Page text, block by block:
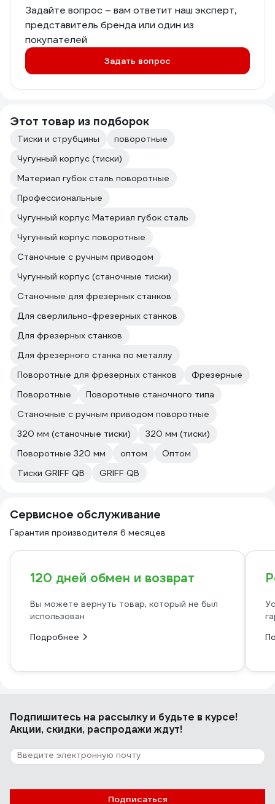
Задайте вопрос – вам ответит наш эксперт,
представитель бренда или один из
покупателей
Задать вопрос
Этот товар из подборок
Тиски и струбцины
поворотные
Чугунный корпус (тиски)
Материал губок сталь поворотные
Профессиональные
Чугунный корпус Материал губок сталь
Чугунный корпус поворотные
Станочные с ручным приводом
Чугунный корпус (станочные тиски)
Станочные для фрезерных станков
Для сверлильно-фрезерных станков
Для фрезерных станков
Для фрезерного станка по металлу
Поворотные для фрезерных станков
Фрезерные
Поворотные
Поворотные станочного типа
Станочные с ручным приводом поворотные
320 мм (станочные тиски)
320 мм (тиски)
Поворотные 320 мм
оптом
Оптом
Тиски GRIFF QB
GRIFF QB
Сервисное обслуживание
Гарантия производителя 6 месяцев
120 дней обмен и возврат
Вы можете вернуть товар, который не был
использован
Подробнее
Подпишитесь на рассылкуи будьте в курсе!
Акции, скидки, распродажи ждут!
Подписаться